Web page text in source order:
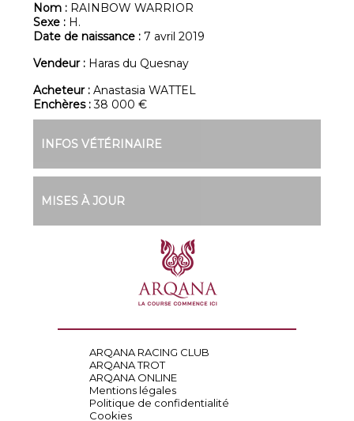
Nom : RAINBOW WARRIOR
Sexe : H.
Date de naissance :7 avril 2019
Vendeur : Haras du Quesnay
Acheteur :Anastasia WATTEL
Enchères :38 000 €
INFOS VÉTÉRINAIRE
MISES À JOUR
ARQANA RACING CLUB
ARQANA TROT
ARQANA ONLINE
Mentions légales
Politique de confidentialité
Cookies